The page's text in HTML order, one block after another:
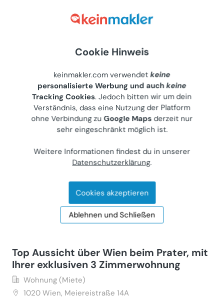
Moderne 3-Zimmer Wohnung in bester
Lage
Wohnung (Miete)
Gewerblicher Anbieter
4 Zimmer
Letzte Aktualisierung: 07.07.2026
Top Aussicht über Wien beim Prater, mit
Ihrer exklusiven 3 Zimmerwohnung
Wohnung (Miete)
1020 Wien, Meiereistraße 14A
Cookie Hinweis
keinmakler.com verwendetkeine
personalisierte Werbung und auchkeine
Tracking Cookies. Jedoch bitten wir um dein
Verständnis, dass eine Nutzung der Platform
ohne Verbindung zuGoogle Maps derzeit nur
sehr eingeschränkt möglich ist.
Weitere Informationen findest du in unserer
Datenschutzerklärung.
Cookies akzeptieren
Ablehnen und Schließen